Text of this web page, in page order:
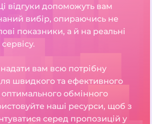
відгуки допоможуть вам
вибір, опираючись не
показники, а й на реальні
вам всю потрібну
швидкого та ефективного
обмінного
наші ресурси, щоб з
серед пропозицій у